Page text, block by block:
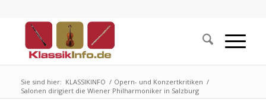
Sie sind hier: KLASSIKINFO / Opern- und Konzertkritiken /
Salonen dirigiert die Wiener Philharmoniker in Salzburg